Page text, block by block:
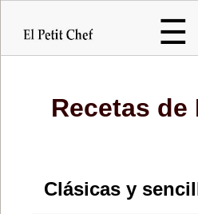
☰
Recetas de
Clásicas y